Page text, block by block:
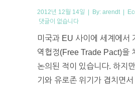
2012년 12월 14일 | By: arendt |
댓글이 없습니다
미국과 EU 사이에 세계에서
역협정(Free Trade Pact)을
논의된 적이 있습니다. 하지
기와 유로존 위기가 겹치면